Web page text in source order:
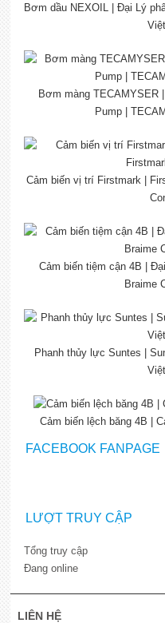
Bơm dầu NEXOIL | Đại Lý
Bơm màng TECAMYSER
Pump |
Cảm biến vị trí Firstmark |
Cảm biến tiệm cận 4B |
Braime
Phanh thủy lực Suntes |
Cảm biến lệch băng 4B |
FACEBOOK FANPAGE
LƯỢT TRUY CẬP
Tổng truy cập
Đang online
LIÊN HỆ